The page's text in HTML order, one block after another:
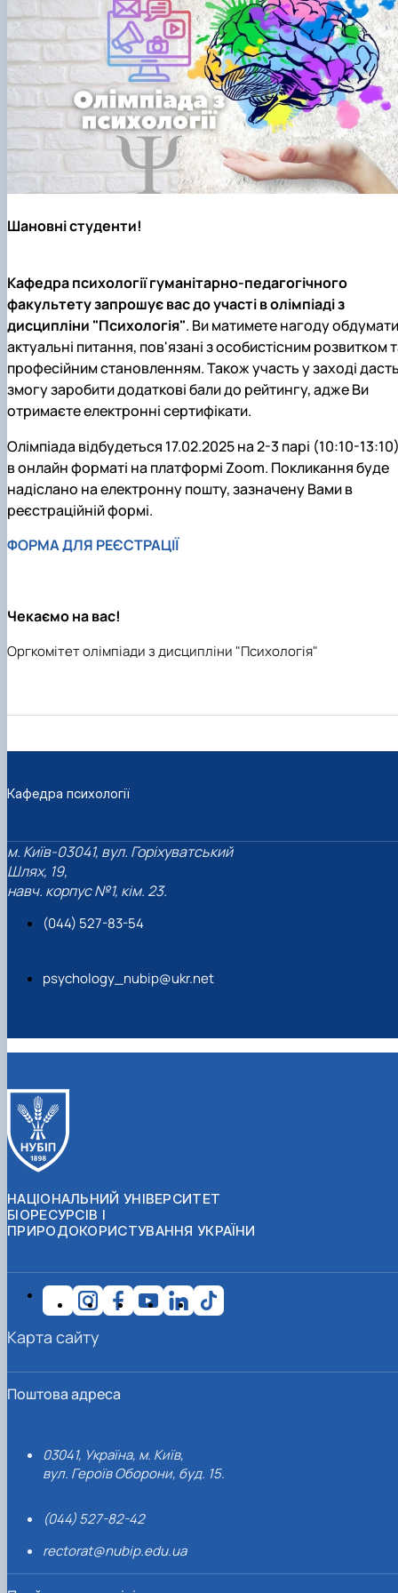
Шановні студенти!
Кафедра психології гуманітарно-педагогічного
факультету запрошує вас до участі в олімпіаді з
дисципліни "Психологія". Ви матимете нагоду обдумати
актуальні питання, пов'язані з особистісним розвитком
професійним становленням. Також участь у заході
змогу заробити додаткові бали до рейтингу, адже Ви
отримаєте електронні сертифікати.
Олімпіада відбудеться 17.02.2025 на 2-3 парі (10:10-
в онлайн форматі на платформі Zoom. Покликання буде
надіслано на електронну пошту, зазначену Вами в
реєстраційній формі.
ФОРМА ДЛЯ РЕЄСТРАЦІЇ
Чекаємо на вас!
Оргкомітет олімпіади з дисципліни "Психологія"
Кафедра психології
м. Київ-03041, вул. Горіхуватський
Шлях, 19,
навч. корпус №1, кім. 23.
(044) 527-83-54
psychology_nubip@ukr.net
НАЦІОНАЛЬНИЙ УНІВЕРСИТЕТ
БІОРЕСУРСІВ І
ПРИРОДОКОРИСТУВАННЯ УКРАЇНИ
Поштова адреса
03041, Україна, м. Київ,
вул. Героїв Оборони, буд. 15.
(044) 527-82-42
rectorat@nubip.edu.ua
Карта сайту